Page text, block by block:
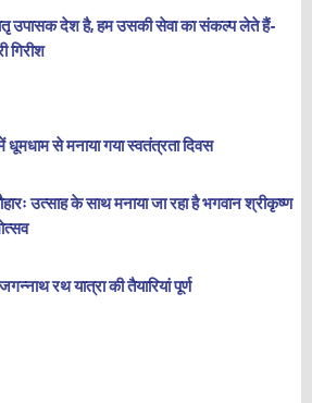
उपासक देश है, हम उसकी सेवा का संकल्प लेते हैं-
गिरीश
से मनाया गया स्वतंत्रता दिवस
उत्साह के साथ मनाया जा रहा है भगवान श्रीकृष्ण
रथ यात्रा की तैयारियां पूर्ण